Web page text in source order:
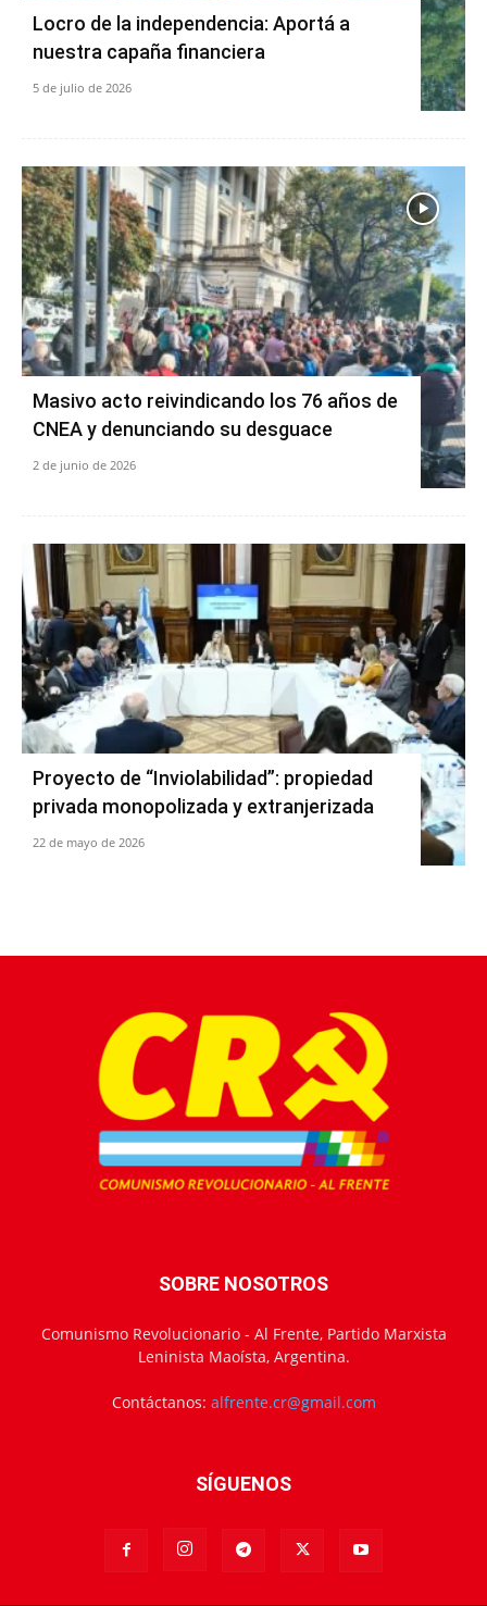
Locro de la independencia: Aportá a
nuestra capaña financiera
5 de julio de 2026
Masivo acto reivindicando los 76 años de
CNEA y denunciando su desguace
2 de junio de 2026
Proyecto de “Inviolabilidad”: propiedad
privada monopolizada y extranjerizada
22 de mayo de 2026
SOBRE NOSOTROS
Comunismo Revolucionario - Al Frente, Partido Marxista
Leninista Maoísta, Argentina.
Contáctanos: alfrente.cr@gmail.com
SÍGUENOS